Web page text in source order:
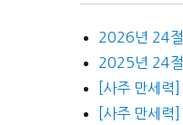
2026년 24절
2025년 24절
[사주 만세
[사주 만세